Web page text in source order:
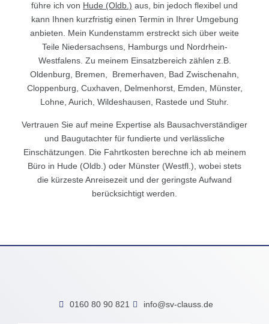
führe ich von Hude (Oldb.) aus, bin jedoch flexibel und
kann Ihnen kurzfristig einen Termin in Ihrer Umgebung
anbieten. Mein Kundenstamm erstreckt sich über weite
Teile Niedersachsens, Hamburgs und Nordrhein-
Westfalens. Zu meinem Einsatzbereich zählen z.B.
Oldenburg, Bremen, Bremerhaven, Bad Zwischenahn,
Cloppenburg, Cuxhaven, Delmenhorst, Emden, Münster,
Lohne, Aurich, Wildeshausen, Rastede und Stuhr.
Vertrauen Sie auf meine Expertise als Bausachverständiger
und Baugutachter für fundierte und verlässliche
Einschätzungen. Die Fahrtkosten berechne ich ab meinem
Büro in Hude (Oldb.) oder Münster (Westfl.), wobei stets
die kürzeste Anreisezeit und der geringste Aufwand
berücksichtigt werden.
0160 80 90 821 info@sv-clauss.de